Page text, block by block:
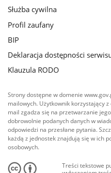
Służba cywilna
Profil zaufany
BIP
Deklaracja dostępności
Klauzula RODO
Strony dostępne w domenie
mailowych. Użytkownik korzystający
mail zgadza się na przetwarzanie
dobrowolnie podanych danych w
odpowiedzi na przesłane pytania.
każdą z jednostek znajdują się w ich
osobowych.
Treści tekstowe